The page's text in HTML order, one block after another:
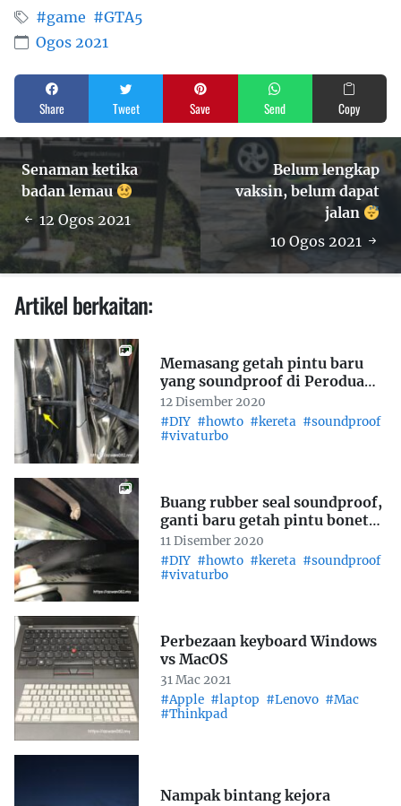
#game #GTA5
Ogos 2021
Share Tweet Save Send Copy
Senaman ketika
badan lemau
12 Ogos 2021
Belum lengkap
vaksin, belum dapat
jalan
10 Ogos 2021
Artikel berkaitan:
Memasang getah pintu baru
yang soundproof di Perodua
Viva, part 2
12 Disember 2020
#DIY #howto #kereta #soundproof
#vivaturbo
Buang rubber seal soundproof,
ganti baru getah pintu bonet
Perodua Viva, part 1
11 Disember 2020
#DIY #howto #kereta #soundproof
#vivaturbo
Perbezaan keyboard Windows
vs MacOS
31 Mac 2021
#Apple #laptop #Lenovo #Mac
#Thinkpad
Nampak bintang kejora